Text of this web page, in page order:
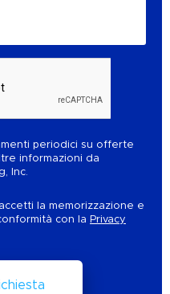
periodici su offerte
informazioni da
Inc.
la memorizzazione e
con la Privacy